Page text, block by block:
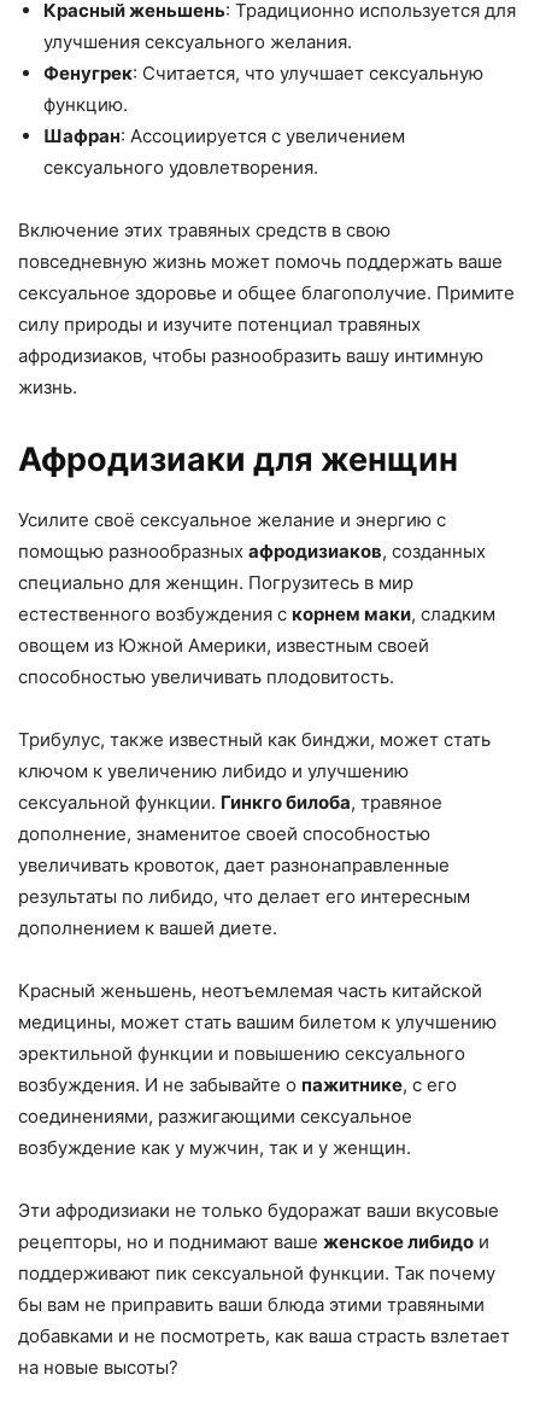
Красный женьшень: Традиционно используется для
улучшения сексуального желания.
Фенугрек: Считается, что улучшает сексуальную
функцию.
Шафран: Ассоциируется с увеличением
сексуального удовлетворения.
Включение этих травяных средств в свою
повседневную жизнь может помочь поддержать ваше
сексуальное здоровье и общее благополучие. Примите
силу природы и изучите потенциал травяных
афродизиаков, чтобы разнообразить вашу интимную
жизнь.
Афродизиаки для женщин
Усилите своё сексуальное желание и энергию с
помощью разнообразных афродизиаков, созданных
специально для женщин. Погрузитесь в мир
естественного возбуждения с корнем маки, сладким
овощем из Южной Америки, известным своей
способностью увеличивать плодовитость.
Трибулус, также известный как бинджи, может стать
ключом к увеличению либидо и улучшению
сексуальной функции. Гинкго билоба, травяное
дополнение, знаменитое своей способностью
увеличивать кровоток, дает разнонаправленные
результаты по либидо, что делает его интересным
дополнением к вашей диете.
Красный женьшень, неотъемлемая часть китайской
медицины, может стать вашим билетом к улучшению
эректильной функции и повышению сексуального
возбуждения. И не забывайте о пажитнике, с его
соединениями, разжигающими сексуальное
возбуждение как у мужчин, так и у женщин.
Эти афродизиаки не только будоражат ваши вкусовые
рецепторы, но и поднимают ваше женское либидо и
поддерживают пик сексуальной функции. Так почему
бы вам не приправить ваши блюда этими травяными
добавками и не посмотреть, как ваша страсть взлетает
на новые высоты?